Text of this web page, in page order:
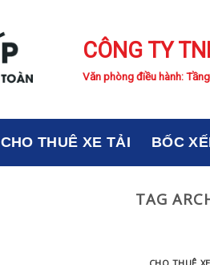
CÔNG TY
Văn phòng điều hành:
CHO THUÊ XE TẢI BỐC
TAG